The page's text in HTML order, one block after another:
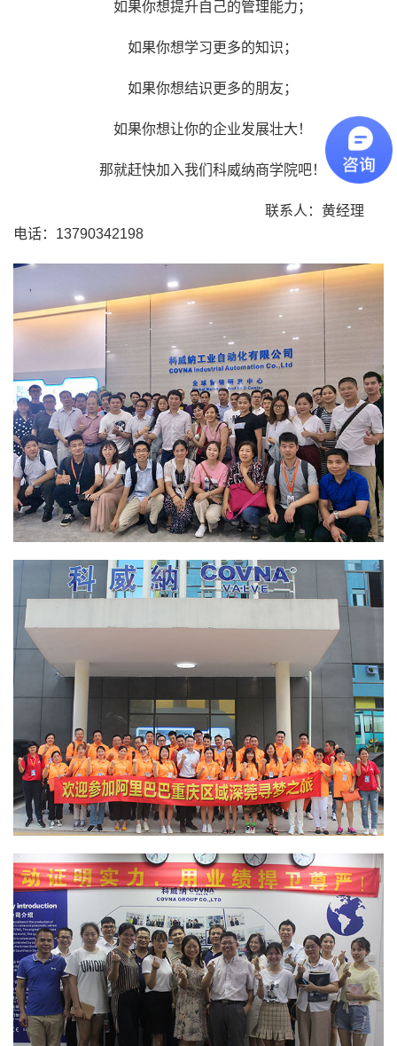
如果你想提升自己的管理能力；
如果你想学习更多的知识；
如果你想结识更多的朋友；
如果你想让你的企业发展壮大！
那就赶快加入我们科威纳商学院吧！
联系人：黄经理
电话：13790342198